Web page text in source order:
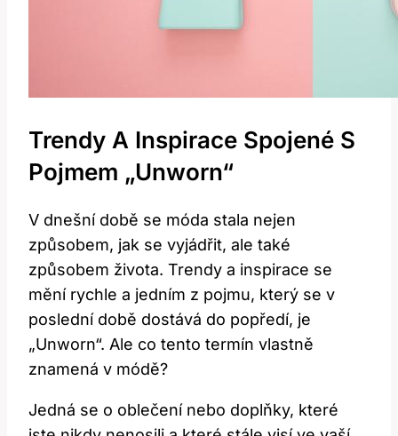
Trendy A Inspirace Spojené S
Pojmem „Unworn“
V dnešní době se móda stala nejen
způsobem, jak se vyjádřit, ale také
způsobem života. Trendy a inspirace se
mění rychle a jedním z pojmu, který se v
poslední době dostává do popředí, je
„Unworn“. Ale co tento termín vlastně
znamená v módě?
Jedná se o oblečení nebo doplňky, které